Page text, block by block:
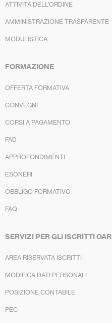
ATTIVITÀ DELL’ORDINE
AMMINISTRAZIONE TRASPARENTE
MODULISTICA
FORMAZIONE
OFFERTA FORMATIVA
CONVEGNI
CORSI A PAGAMENTO
FAD
APPROFONDIMENTI
ESONERI
OBBLIGO FORMATIVO
FAQ
SERVIZI PER GLI ISCRITTI OAR
AREA RISERVATA ISCRITTI
MODIFICA DATI PERSONALI
POSIZIONE CONTABILE
PEC